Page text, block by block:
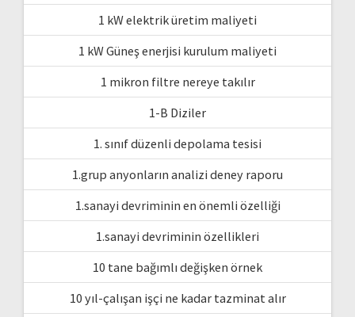
1 kW elektrik üretim maliyeti
1 kW Güneş enerjisi kurulum maliyeti
1 mikron filtre nereye takılır
1-B Diziler
1. sınıf düzenli depolama tesisi
1.grup anyonların analizi deney raporu
1.sanayi devriminin en önemli özelliği
1.sanayi devriminin özellikleri
10 tane bağımlı değişken örnek
10 yıl-çalışan işçi ne kadar tazminat alır